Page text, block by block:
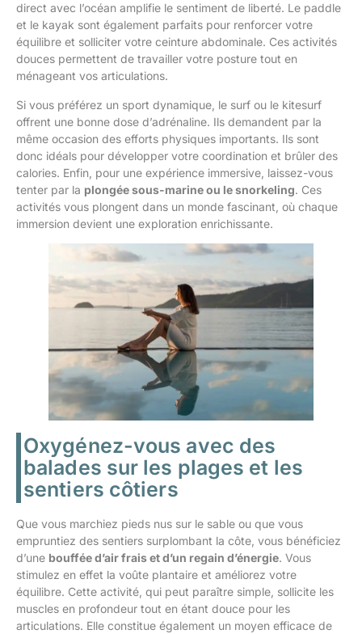
direct avec l’océan amplifie le sentiment de liberté. Le paddle
et le kayak sont également parfaits pour renforcer votre
équilibre et solliciter votre ceinture abdominale. Ces activités
douces permettent de travailler votre posture tout en
ménageant vos articulations.
Si vous préférez un sport dynamique, le surf ou le kitesurf
offrent une bonne dose d’adrénaline. Ils demandent par la
même occasion des efforts physiques importants. Ils sont
donc idéals pour développer votre coordination et brûler des
calories. Enfin, pour une expérience immersive, laissez-vous
tenter par la plongée sous-marine ou le snorkeling. Ces
activités vous plongent dans un monde fascinant, où chaque
immersion devient une exploration enrichissante.
Oxygénez-vous avec des
balades sur les plages et les
sentiers côtiers
Que vous marchiez pieds nus sur le sable ou que vous
empruntiez des sentiers surplombant la côte, vous bénéficiez
d’une bouffée d’air frais et d’un regain d’énergie. Vous
stimulez en effet la voûte plantaire et améliorez votre
équilibre. Cette activité, qui peut paraître simple, sollicite les
muscles en profondeur tout en étant douce pour les
articulations. Elle constitue également un moyen efficace de